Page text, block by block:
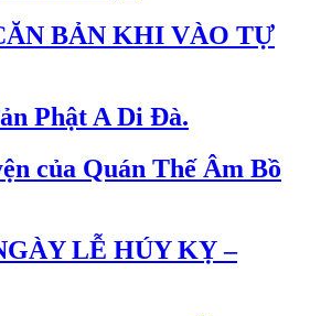
BẢN KHI VÀO TỰ
Phật A Di Đà.
của Quán Thế Âm Bồ
LỄ HÚY KỴ –